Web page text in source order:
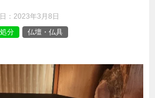
： 2023年3月8日
分 仏壇・仏具